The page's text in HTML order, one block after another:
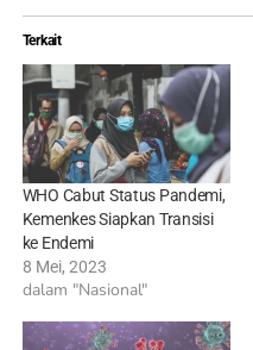
Terkait
WHO Cabut Status Pandemi,
Kemenkes Siapkan Transisi
ke Endemi
8 Mei, 2023
dalam "Nasional"